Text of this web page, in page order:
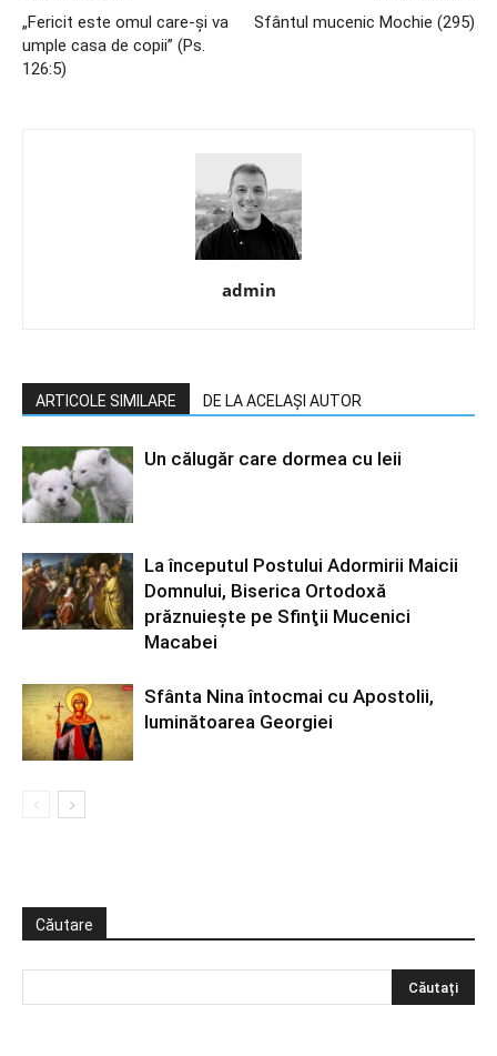
„Fericit este omul care-şi va
umple casa de copii” (Ps.
126:5)
Sfântul mucenic Mochie (295)
admin
ARTICOLE SIMILARE DE LA ACELAȘI AUTOR
Un călugăr care dormea cu leii
La începutul Postului Adormirii Maicii
Domnului, Biserica Ortodoxă
prăznuiește pe Sfinţii Mucenici
Macabei
Sfânta Nina întocmai cu Apostolii,
luminătoarea Georgiei
Căutare